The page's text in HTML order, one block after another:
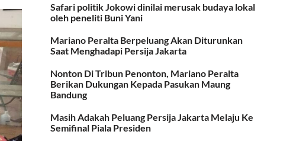
Safari politik Jokowi dinilai merusak budaya lokal
oleh peneliti Buni Yani
Mariano Peralta Berpeluang Akan Diturunkan
Saat Menghadapi Persija Jakarta
Nonton Di Tribun Penonton, Mariano Peralta
Berikan Dukungan Kepada Pasukan Maung
Bandung
Masih Adakah Peluang Persija Jakarta Melaju Ke
Semifinal Piala Presiden